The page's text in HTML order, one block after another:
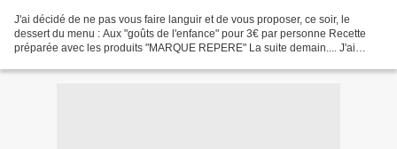
J'ai décidé de ne pas vous faire languir et de vous proposer, ce soir, le
dessert du menu : Aux "goûts de l'enfance" pour 3€ par personne Recette
préparée avec les produits "MARQUE REPERE" La suite demain.... J'ai